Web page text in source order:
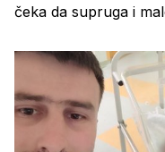
čeka da supruga i